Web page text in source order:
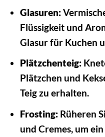
Glasuren:
Flüssigkeit und
Glasur für Kuchen
Plätzchenteig:
Plätzchen und
Teig zu erhalten.
Frosting:Rüheren
und Cremes, um